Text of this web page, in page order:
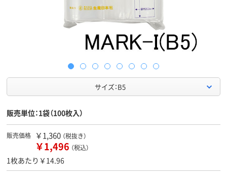
サイズ：B5
販売単位：1袋（100枚入）
販売価格 ￥1,360 （税抜き）
￥1,496 （税込）
1枚あたり￥14.96